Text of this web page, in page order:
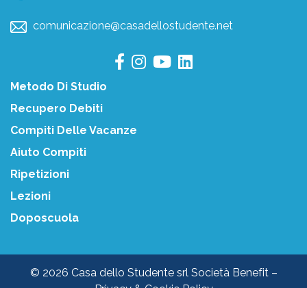
comunicazione@casadellostudente.net
Metodo Di Studio
Recupero Debiti
Compiti Delle Vacanze
Aiuto Compiti
Ripetizioni
Lezioni
Doposcuola
© 2026 Casa dello Studente srl Società Benefit –